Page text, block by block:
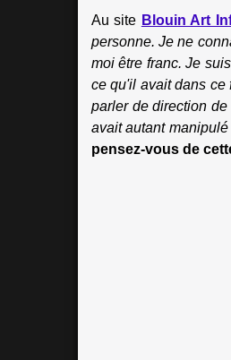
Au site Blouin Art
personne. Je ne
moi être franc. Je
ce qu'il avait dans ce
parler de direction
avait autant
pensez-vous de